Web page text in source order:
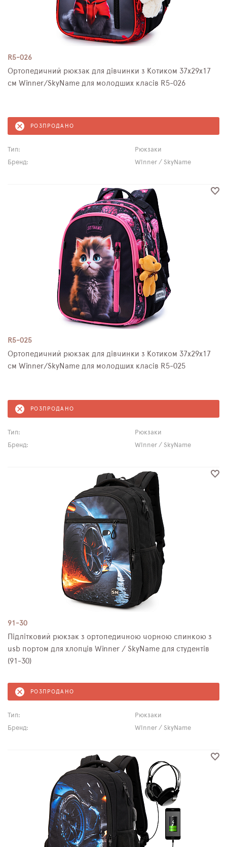
R5-026
Ортопедичний рюкзак для дівчинки з Котиком 37х29х17
см Winner/SkyName для молодших класів R5-026
РОЗПРОДАНО
Тип:
Рюкзаки
Бренд:
Winner / SkyName
R5-025
Ортопедичний рюкзак для дівчинки з Котиком 37х29х17
см Winner/SkyName для молодших класів R5-025
РОЗПРОДАНО
Тип:
Рюкзаки
Бренд:
Winner / SkyName
91-30
Підлітковий рюкзак з ортопедичною чорною спинкою з
usb портом для хлопців Winner / SkyName для студентів
(91-30)
РОЗПРОДАНО
Тип:
Рюкзаки
Бренд:
Winner / SkyName